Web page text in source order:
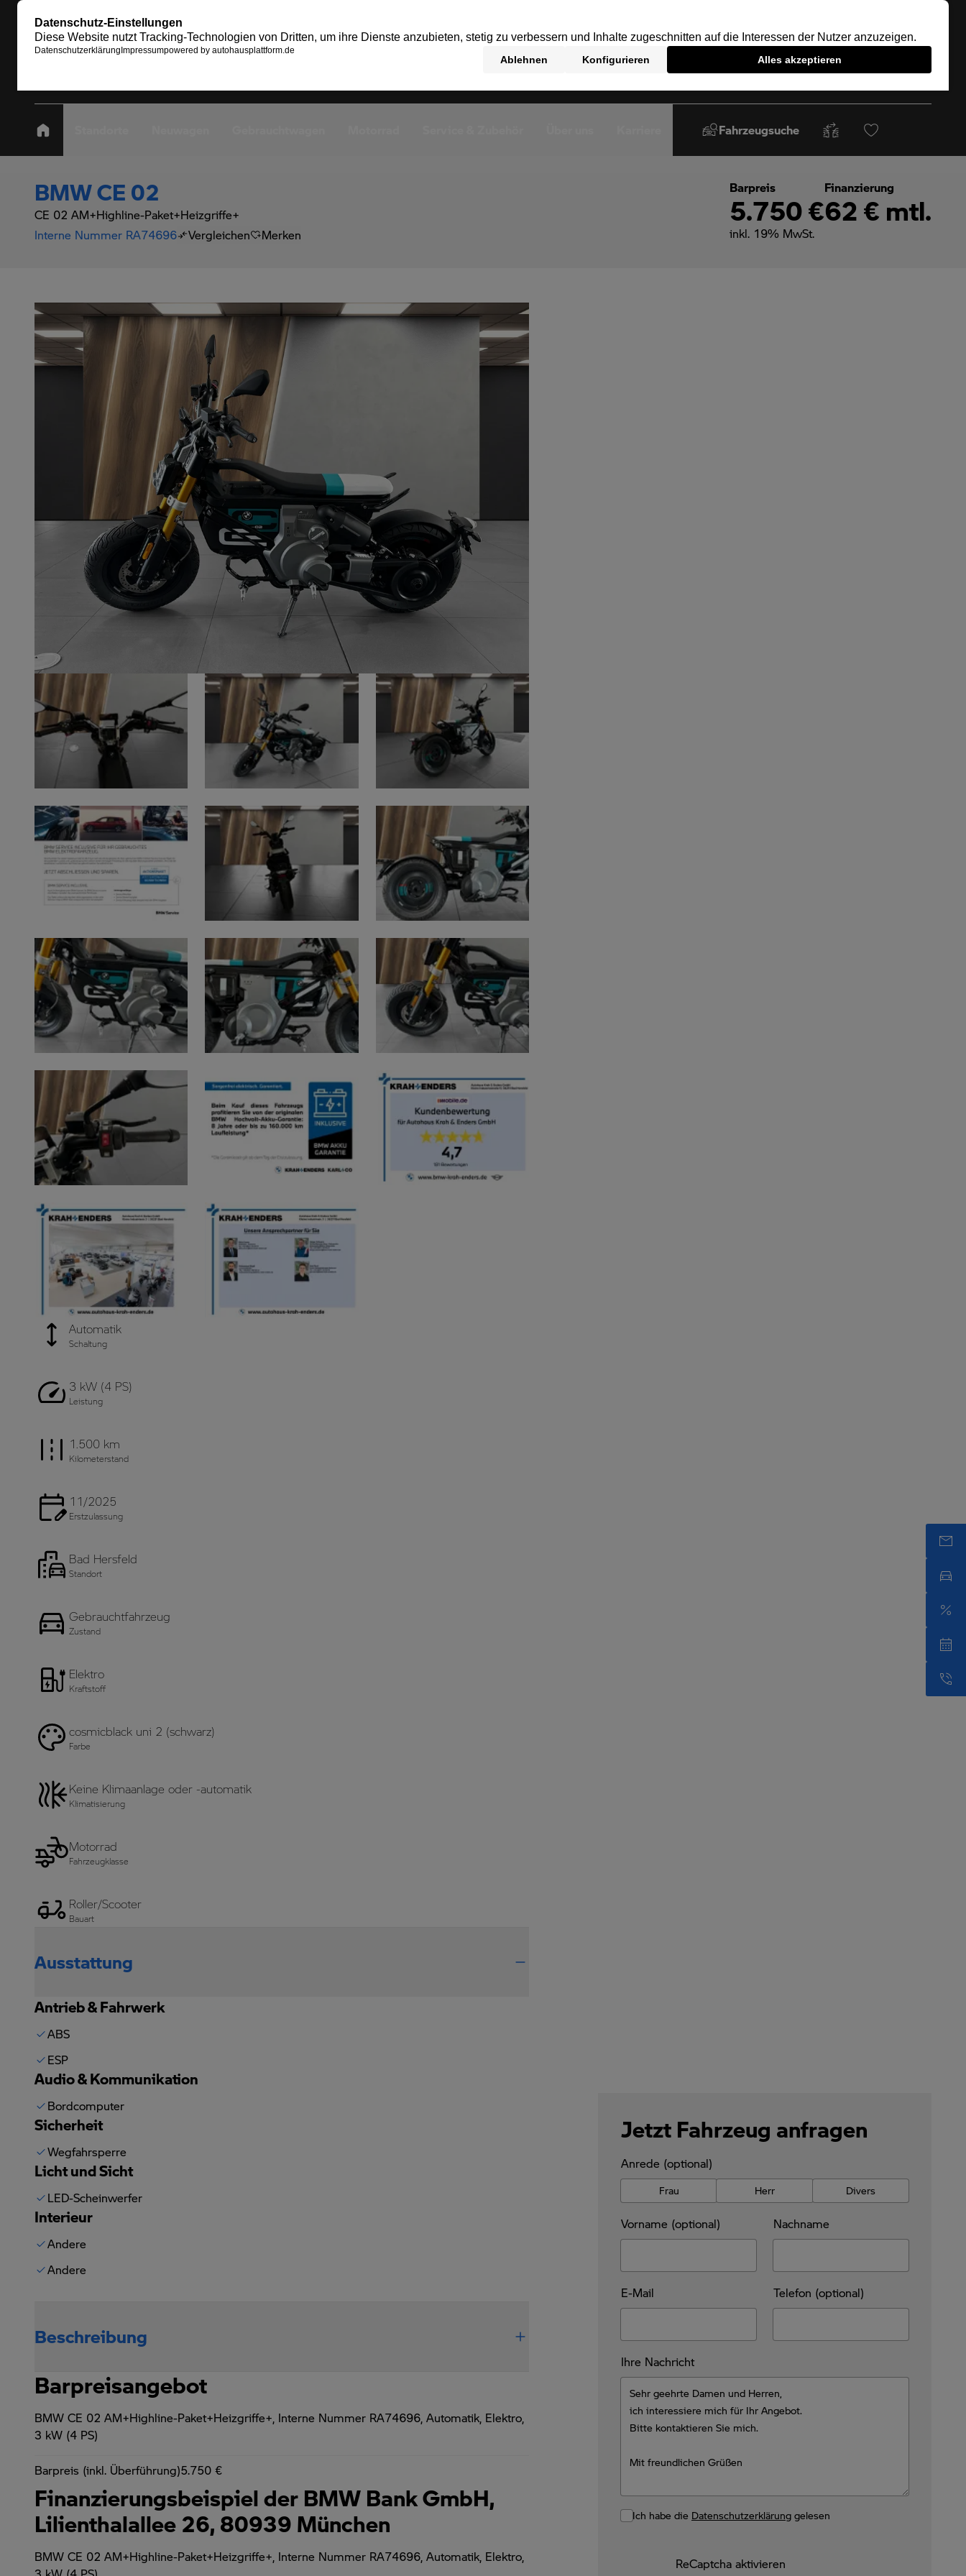
Fahrzeugsuche
BMW CE 02
CE 02 AM+Highline-Paket+Heizgriffe+
Interne Nummer RA74696
Vergleichen Merken
Barpreis
5.750 €
inkl. 19% MwSt.
Finanzierung
62 € mtl.
Automatik
Schaltung
3 kW (4 PS)
Leistung
1.500 km
Kilometerstand
11/2025
Erstzulassung
Bad Hersfeld
Standort
Gebrauchtfahrzeug
Zustand
Elektro
Kraftstoff
cosmicblack uni 2 (schwarz)
Farbe
Keine Klimaanlage oder -automatik
Klimatisierung
Motorrad
Fahrzeugklasse
Roller/Scooter
Bauart
Ausstattung
Antrieb & Fahrwerk
ABS
ESP
Audio & Kommunikation
Bordcomputer
Sicherheit
Wegfahrsperre
Licht und Sicht
LED-Scheinwerfer
Interieur
Andere
Andere
Beschreibung
Barpreisangebot
BMW CE 02 AM+Highline-Paket+Heizgriffe+, Interne Nummer RA74696, Automatik, Elektro,
3 kW (4 PS)
Barpreis (inkl. Überführung)5.750 €
Finanzierungsbeispiel der BMW Bank GmbH,
Lilienthalallee 26, 80939 München
BMW CE 02 AM+Highline-Paket+Heizgriffe+, Interne Nummer RA74696, Automatik, Elektro,
Jetzt Fahrzeug anfragen
Anrede (optional)
Frau Herr Divers
Vorname (optional) Nachname
E-Mail Telefon (optional)
Ihre Nachricht
Ich habe die Datenschutzerklärung gelesen
ReCaptcha aktivieren